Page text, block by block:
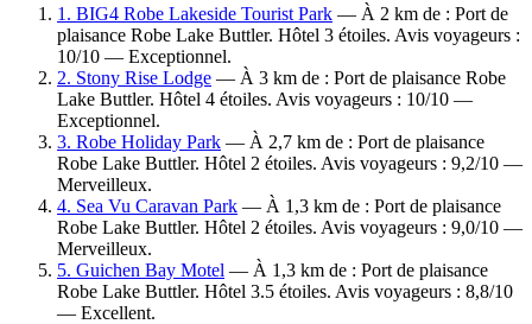
1. BIG4 Robe Lakeside Tourist Park — À 2 km de : Port de
plaisance Robe Lake Buttler. Hôtel 3 étoiles. Avis voyageurs :
10/10 — Exceptionnel.
2. Stony Rise Lodge — À 3 km de : Port de plaisance Robe
Lake Buttler. Hôtel 4 étoiles. Avis voyageurs : 10/10 —
Exceptionnel.
3. Robe Holiday Park — À 2,7 km de : Port de plaisance
Robe Lake Buttler. Hôtel 2 étoiles. Avis voyageurs : 9,2/10 —
Merveilleux.
4. Sea Vu Caravan Park — À 1,3 km de : Port de plaisance
Robe Lake Buttler. Hôtel 2 étoiles. Avis voyageurs : 9,0/10 —
Merveilleux.
5. Guichen Bay Motel — À 1,3 km de : Port de plaisance
Robe Lake Buttler. Hôtel 3.5 étoiles. Avis voyageurs : 8,8/10
— Excellent.